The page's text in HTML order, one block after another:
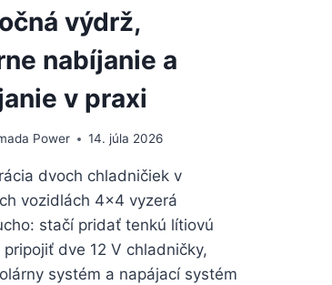
výdrž,
nabíjanie a
v praxi
Power 14. júla 2026
dvoch chladničiek v
vozidlách 4×4 vyzerá
stačí pridať tenkú lítiovú
dve 12 V chladničky,
systém a napájací systém